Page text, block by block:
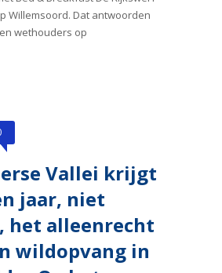
Willemsoord. Dat antwoorden
wethouders op
Vallei krijgt
jaar, niet
alleenrecht
wildopvang in